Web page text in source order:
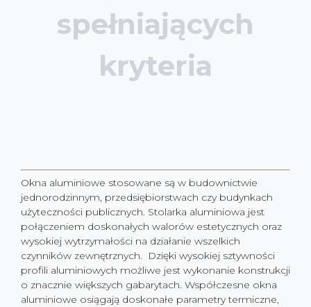
spełniających
kryteria
Okna aluminiowe stosowane są w budownictwie
jednorodzinnym, przedsiębiorstwach czy budynkach
użyteczności publicznych. Stolarka aluminiowa jest
połączeniem doskonałych walorów estetycznych oraz
wysokiej wytrzymałości na działanie wszelkich
czynników zewnętrznych. Dzięki wysokiej sztywności
profili aluminiowych możliwe jest wykonanie konstrukcji
o znacznie większych gabarytach. Współczesne okna
aluminiowe osiągają doskonałe parametry termiczne,